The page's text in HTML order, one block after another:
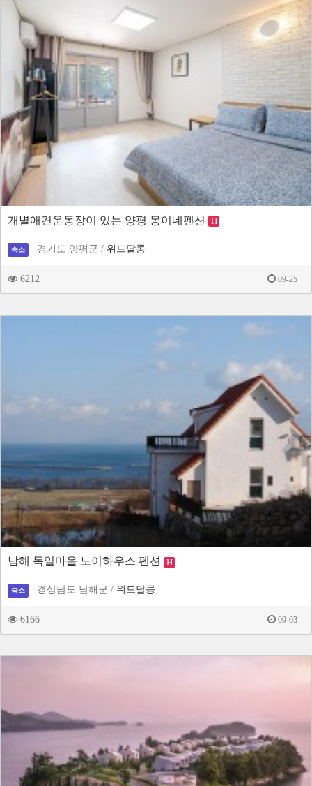
개별애견운동장이 있는 양평 몽이네펜션 H
숙소 경기도 양평군 / 위드달콩
6212 09-25
남해 독일마을 노이하우스 펜션 H
숙소 경상남도 남해군 / 위드달콩
6166 09-03